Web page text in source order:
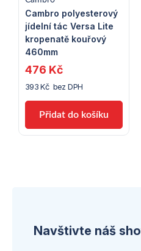
Navštivte náš
Cambro polyesterový
jídelní tác Versa Lite
kropenatě kouřový
460mm
393 Kč bez DPH
476 Kč